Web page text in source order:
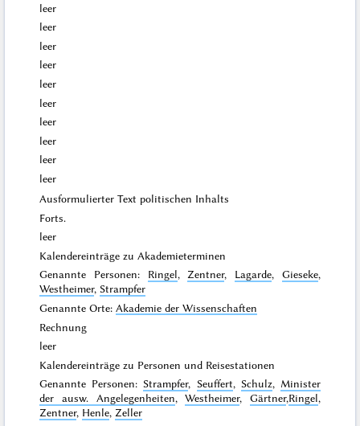
leer
leer
leer
leer
leer
leer
leer
leer
leer
leer
Ausformulierter Text politischen Inhalts
Forts.
leer
Kalendereinträge zu Akademieterminen
Genannte Personen: Ringel,Zentner, Lagarde, Gieseke,
Westheimer,Strampfer
Genannte Orte:Akademie der Wissenschaften
Rechnung
leer
Kalendereinträge zu Personen und Reisestationen
Genannte Personen:Strampfer, Seuffert, Schulz, Minister
der ausw. Angelegenheiten,Westheimer, Gärtner,Ringel,
Zentner, Henle,Zeller